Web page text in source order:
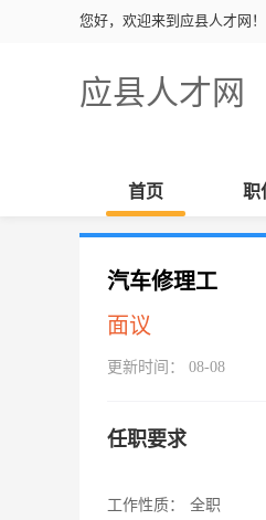
您好，欢迎来到应县人才网！
应县人才网
首页 职
汽车修理工
面议
更新时间： 08-08
任职要求
工作性质：
全职